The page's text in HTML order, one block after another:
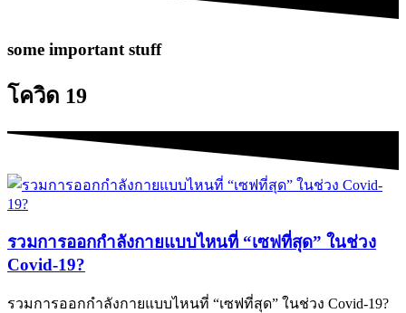
some important stuff
โควิด 19
รวมการออกกำลังกายแบบไหนที่ “เซฟที่สุด” ในช่วง
Covid-19?
รวมการออกกำลังกายแบบไหนที่ “เซฟที่สุด” ในช่วง Covid-19?